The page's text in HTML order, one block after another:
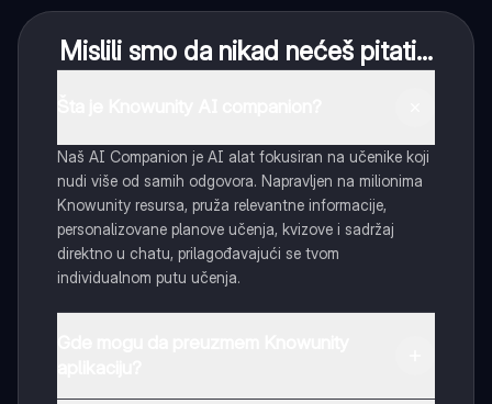
Mislili smo da nikad nećeš pitati...
Naš AI Companion je AI alat fokusiran na učenike koji
nudi više od samih odgovora. Napravljen na milionima
Knowunity resursa, pruža relevantne informacije,
personalizovane planove učenja, kvizove i sadržaj
direktno u chatu, prilagođavajući se tvom
individualnom putu učenja.